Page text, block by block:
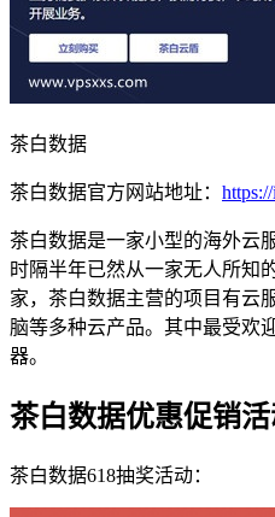
茶白数据
茶白数据官方网站地址：
茶白数据是一家小型的海外云
时隔半年已然从一家无人所知
家，茶白数据主营的项目有云
脑等多种云产品。其中最受欢
器。
茶白数据优惠促销
茶白数据618抽奖活动：